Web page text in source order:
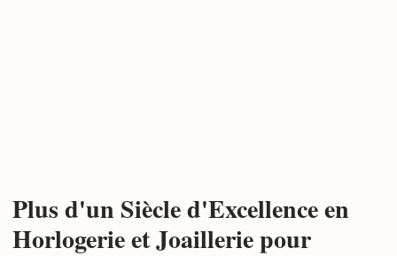
Plus d'un Siècle d'Excellence en
Horlogerie et Joaillerie pour